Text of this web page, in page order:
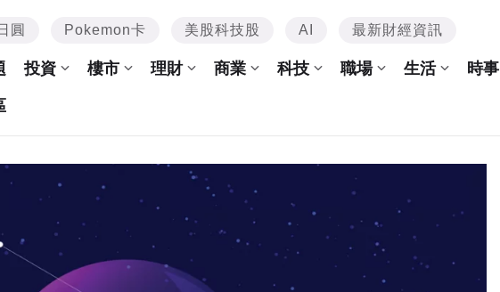
圓 Pokemon卡 美股科技股 AI 最新財經資訊
投資 樓市 理財 商業 科技 職場 生活 時事